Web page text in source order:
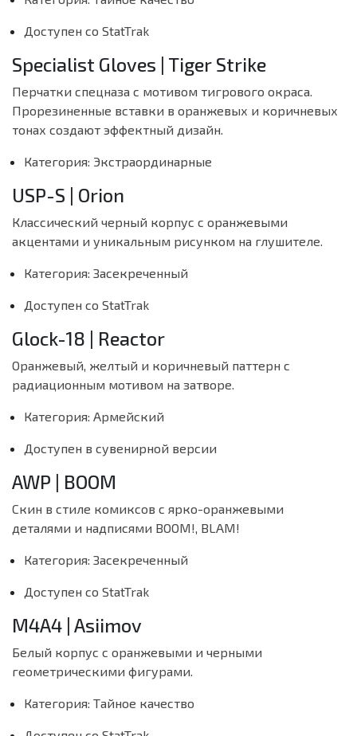
Доступен со StatTrak
Specialist Gloves | Tiger Strike
Перчатки спецназа с мотивом тигрового окраса.
Прорезиненные вставки в оранжевых и коричневых
тонах создают эффектный дизайн.
Категория: Экстраординарные
USP-S | Orion
Классический черный корпус с оранжевыми
акцентами и уникальным рисунком на глушителе.
Категория: Засекреченный
Доступен со StatTrak
Glock-18 | Reactor
Оранжевый, желтый и коричневый паттерн с
радиационным мотивом на затворе.
Категория: Армейский
Доступен в сувенирной версии
AWP | BOOM
Скин в стиле комиксов с ярко-оранжевыми
деталями и надписями BOOM!, BLAM!
Категория: Засекреченный
Доступен со StatTrak
M4A4 | Asiimov
Белый корпус с оранжевыми и черными
геометрическими фигурами.
Категория: Тайное качество